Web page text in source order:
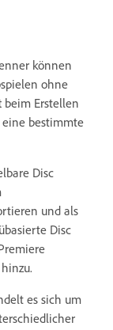
können
ohne
beim Erstellen
bestimmte
Disc
und als
Disc
es sich um